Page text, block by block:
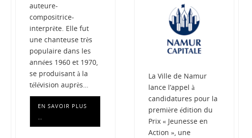
auteure-
compositrice-
interprète. Elle fut
une chanteuse très
populaire dans les
années 1960 et 1970,
se produisant à la
télévision auprès…
EN SAVOIR PLUS
…
La Ville de Namur
lance l’appel à
candidatures pour la
première édition du
Prix « Jeunesse en
Action », une